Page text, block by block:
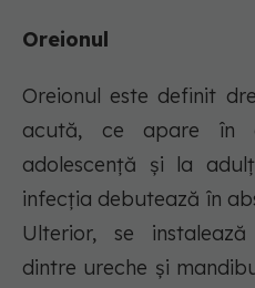
Oreionul
Oreionul este definit
acută, ce apare în
adolescenţă şi la
infecţia debutează în
Ulterior, se
dintre ureche şi